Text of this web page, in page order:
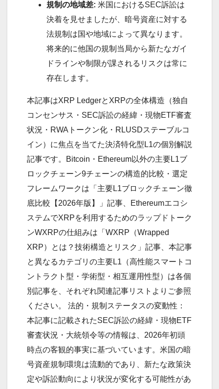
規制の地域差: 米国におけるSEC訴訟は
決着を見せましたが、暗号資産に対する
法規制は国や地域によって異なります。
将来的に他国の規制当局から新たなガイ
ドラインや制限が課されるリスクは常に
存在します。
本記事はXRP LedgerとXRPの全体構造（独自
コンセンサス・SEC訴訟の経緯・現物ETF審査
状況・RWAトークン化・RLUSDステーブルコ
イン）に焦点を当てた決済特化型L1の個別解説
記事です。Bitcoin・Ethereum以外の主要L1ブ
ロックチェーン9チェーンの構造的比較・選定
フレームワークは「主要L1ブロックチェーン徹
底比較【2026年版】」記事、Ethereumエコシ
ステムでXRPを利用するためのラップドトーク
ンWXRPの仕組みは「WXRP（Wrapped
XRP）とは？技術構造とリスク」記事、本記事
と異なるカテゴリの主要L1（高性能スマートコ
ントラクト型・学術型・相互運用性型）は各個
別記事を、それぞれ関連記事リストよりご参照
ください。 法的・規制ステータスの変動性：
本記事に記載されたSEC訴訟の経緯・現物ETF
審査状況・大統領令等の情報は、2026年初頭
時点の客観的事実に基づいています。米国の暗
号資産規制環境は流動的であり、新たな政策決
定や訴訟動向により状況が変化する可能性があ